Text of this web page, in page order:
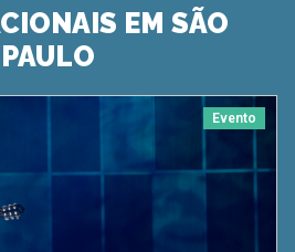
EM SÃO
PAULO
Evento